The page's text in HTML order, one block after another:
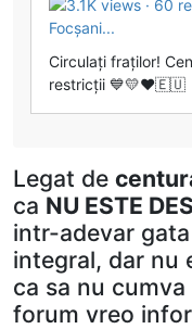
Circulați fraților!
restricții 💙💛❤️🇪🇺
Legat de
ca NU ESTE
intr-adevar
integral, dar nu
ca sa nu
forum vreo